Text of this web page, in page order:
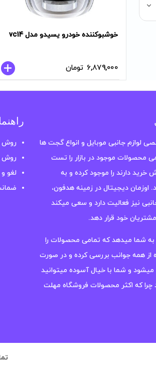
خوشبوکننده خودرو یسیدو مدل vc14
6,879,000 تومان
لوازم جانبی موبایل و انواع گجت ها
محصولات موجود در بازار را تست
خرید دارند را موجود کرده و به
دیجیتال در زمینه هدفون،
نیز فعالیت دارد و سعی میکند
خود قرار دهد.
به شما میدهد که تمامی محصولات را
از همه جوانب بررسی کرده و در صورت
میشود و شما با خیال آسوده میتوانید
چرا که اکثر محصولات فروشگاه مهلت
روش
روش
لغو